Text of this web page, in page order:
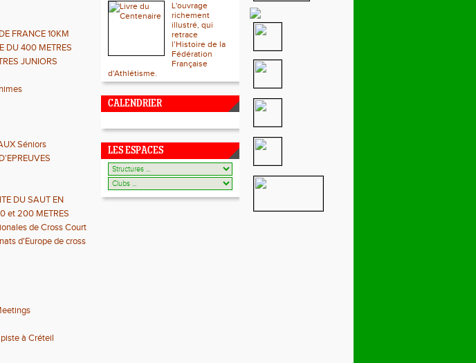
FRANCE 10KM
METRES PISTE
DU 400 METRES
JUNIORS
Séniors
DU SAUT EN
et 200 METRES
de Cross Court
d'Europe de cross
à Créteil
L'ouvrage
richement
illustré, qui
retrace
l’Histoire de la
Fédération
Française
d'Athlétisme.
CALENDRIER
LES ESPACES